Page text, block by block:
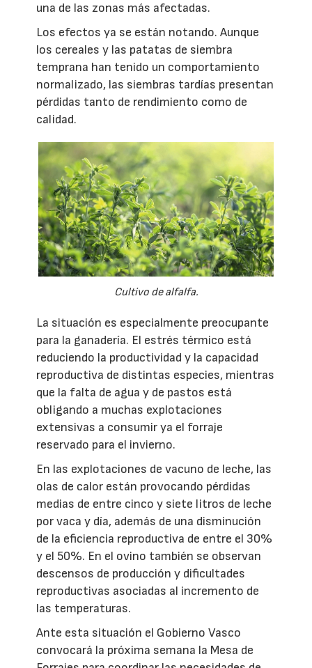
una de las zonas más afectadas.
Los efectos ya se están notando. Aunque
los cereales y las patatas de siembra
temprana han tenido un comportamiento
normalizado, las siembras tardías presentan
pérdidas tanto de rendimiento como de
calidad.
Cultivo de alfalfa.
La situación es especialmente preocupante
para la ganadería. El estrés térmico está
reduciendo la productividad y la capacidad
reproductiva de distintas especies, mientras
que la falta de agua y de pastos está
obligando a muchas explotaciones
extensivas a consumir ya el forraje
reservado para el invierno.
En las explotaciones de vacuno de leche, las
olas de calor están provocando pérdidas
medias de entre cinco y siete litros de leche
por vaca y día, además de una disminución
de la eficiencia reproductiva de entre el 30%
y el 50%. En el ovino también se observan
descensos de producción y dificultades
reproductivas asociadas al incremento de
las temperaturas.
Ante esta situación el Gobierno Vasco
convocará la próxima semana la Mesa de